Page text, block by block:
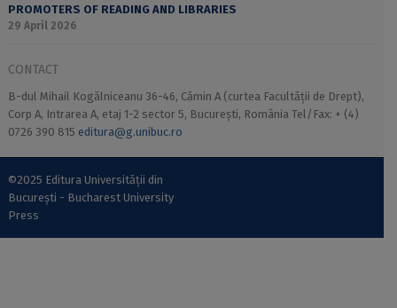
PROMOTERS OF READING AND LIBRARIES
29 April 2026
CONTACT
B-dul Mihail Kogălniceanu 36-46, Cămin A (curtea Facultății de Drept),
Corp A, Intrarea A, etaj 1-2 sector 5, București, România Tel/Fax: + (4)
0726 390 815 editura@g.unibuc.ro
©2025 Editura Universității din
București - Bucharest University
Press